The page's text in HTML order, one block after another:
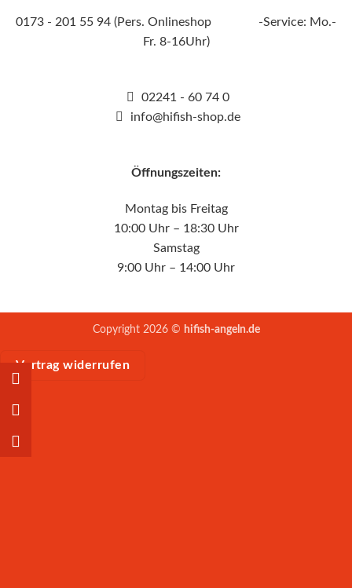
0173 - 201 55 94 (Pers. Onlineshop -Service: Mo.-
Fr. 8-16Uhr)
02241 - 60 74 0
info@hifish-shop.de
Öffnungszeiten:
Montag bis Freitag
10:00 Uhr – 18:30 Uhr
Samstag
9:00 Uhr – 14:00 Uhr
Copyright 2026 © hifish-angeln.de
Vertrag widerrufen